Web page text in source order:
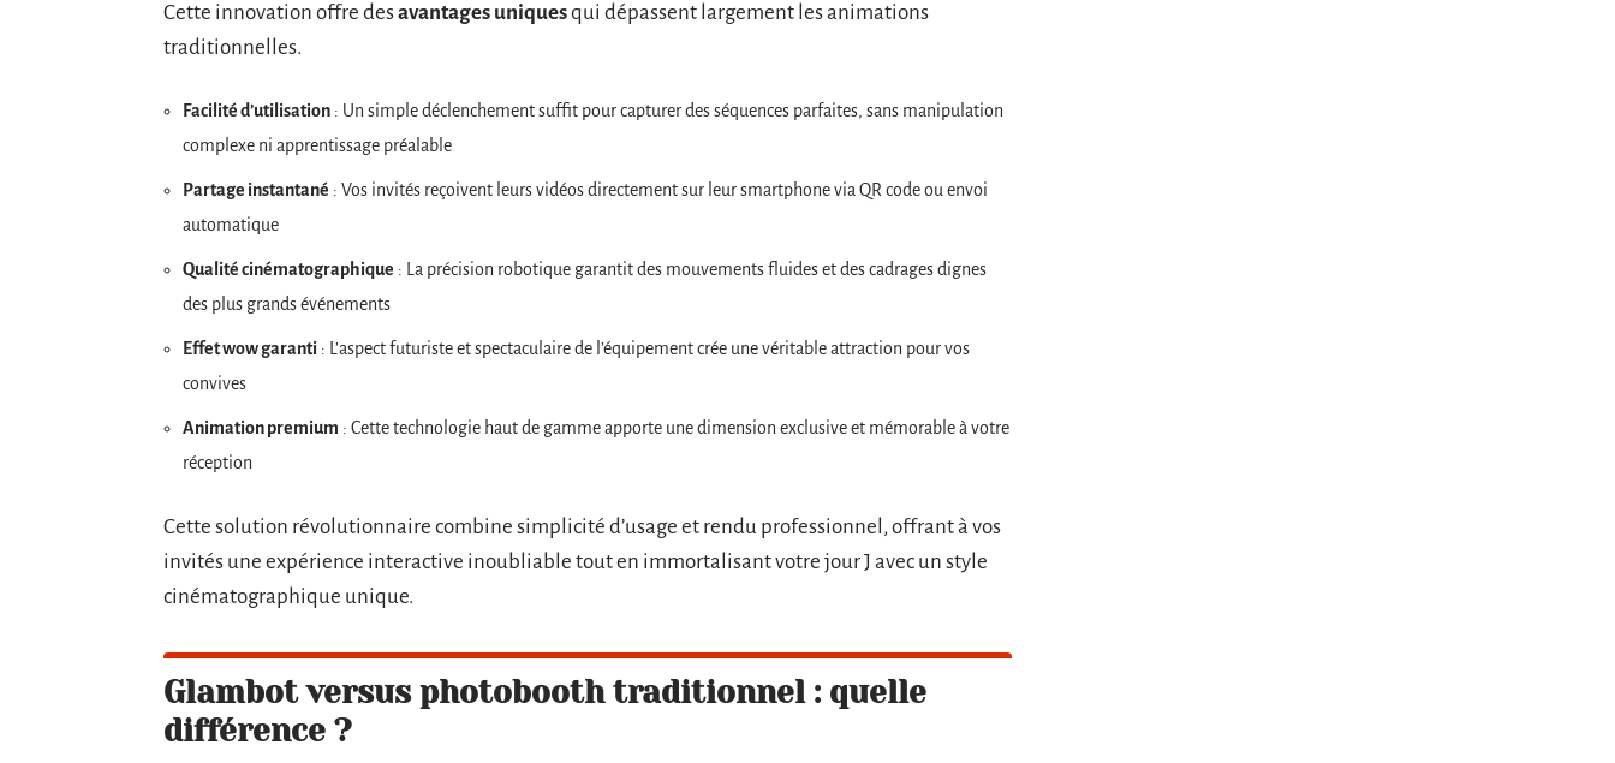
Cette innovation offre desavantages uniquesqui dépassent largement les animations
traditionnelles.
Facilité d’utilisation : Un simple déclenchement suffit pour capturer des séquences parfaites, sans manipulation
complexe ni apprentissage préalable
Partage instantané : Vos invités reçoivent leurs vidéos directement sur leur smartphone via QR code ou envoi
automatique
Qualité cinématographique : La précision robotique garantit des mouvements fluides et des cadrages dignes
des plus grands événements
Effet wow garanti : L’aspect futuriste et spectaculaire de l’équipement crée une véritable attraction pour vos
convives
Animation premium : Cette technologie haut de gamme apporte une dimension exclusive et mémorable à votre
réception
Cette solution révolutionnaire combine simplicité d’usage et rendu professionnel, offrant à vos
invités une expérience interactive inoubliable tout en immortalisant votre jour J avec un style
cinématographique unique.
Glambot versus photobooth traditionnel : quelle
différence ?